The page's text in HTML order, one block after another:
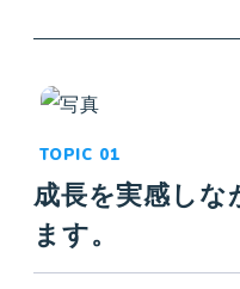
成長を実感しな
ます。